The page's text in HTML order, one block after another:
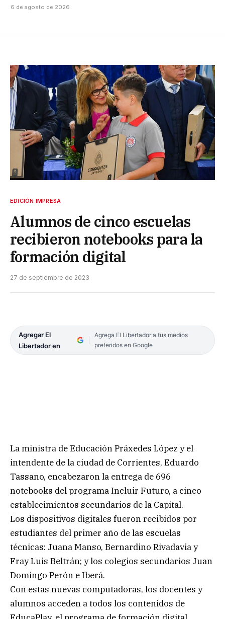
6 de agosto de 2026
EDICIÓN IMPRESA
Alumnos de cinco escuelas
recibieron notebooks para la
formación digital
27 de septiembre de 2023
Agregar El
Libertador en
Agrega El Libertador a tus medios
preferidos en Google
La ministra de Educación Práxedes López y el
intendente de la ciudad de Corrientes, Eduardo
Tassano, encabezaron la entrega de 696
notebooks del programa Incluir Futuro, a cinco
establecimientos secundarios de la Capital.
Los dispositivos digitales fueron recibidos por
estudiantes del primer año de las escuelas
técnicas: Juana Manso, Bernardino Rivadavia y
Fray Luis Beltrán; y los colegios secundarios Juan
Domingo Perón e Iberá.
Con estas nuevas computadoras, los docentes y
alumnos acceden a todos los contenidos de